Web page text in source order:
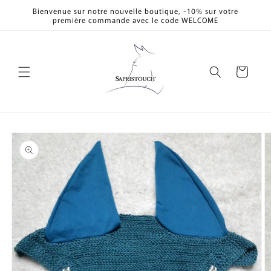
passer
Bienvenue sur notre nouvelle boutique, -10% sur votre
première commande avec le code WELCOME
Panier
Passer aux
informations
produits